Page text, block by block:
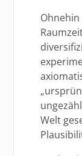
Ohnehin
Welt